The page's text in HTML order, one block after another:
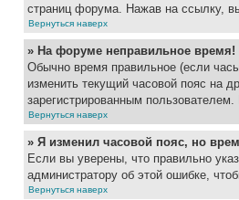
страниц форума. Нажав на ссылку,
Вернуться наверх
» На форуме неправильное время!
Обычно время правильное (если
изменить текущий часовой пояс на
зарегистрированным
Вернуться наверх
» Я изменил часовой пояс, но
Если вы уверены, что правильно
администратору об этой ошибке,
Вернуться наверх